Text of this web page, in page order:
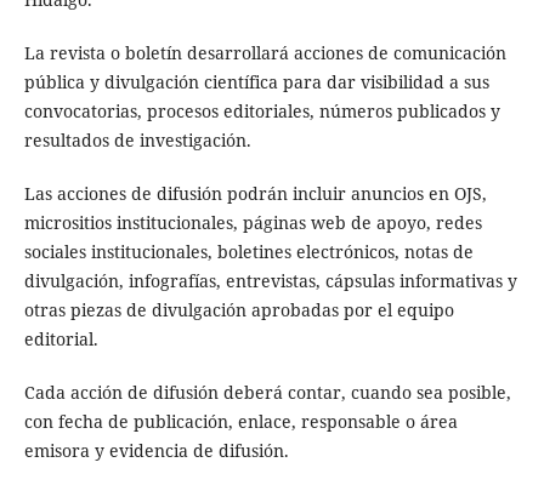
La revista o boletín desarrollará acciones de comunicación
pública y divulgación científica para dar visibilidad a sus
convocatorias, procesos editoriales, números publicados y
resultados de investigación.
Las acciones de difusión podrán incluir anuncios en OJS,
micrositios institucionales, páginas web de apoyo, redes
sociales institucionales, boletines electrónicos, notas de
divulgación, infografías, entrevistas, cápsulas informativas y
otras piezas de divulgación aprobadas por el equipo
editorial.
Cada acción de difusión deberá contar, cuando sea posible,
con fecha de publicación, enlace, responsable o área
emisora y evidencia de difusión.